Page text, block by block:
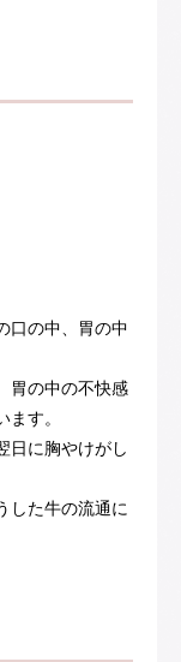
口の中、胃の中
胃の中の不快感
す。
日に胸やけがし
した牛の流通に